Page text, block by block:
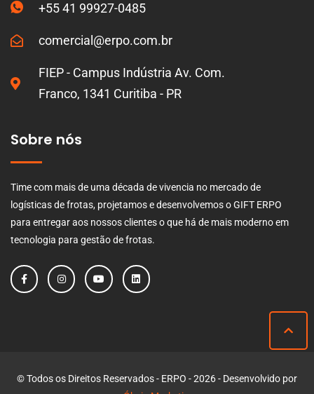
+55 41 99927-0485
comercial@erpo.com.br
FIEP - Campus Indústria Av. Com.
Franco, 1341 Curitiba - PR
Sobre nós
Time com mais de uma década de vivencia no mercado de
logísticas de frotas, projetamos e desenvolvemos o GIFT ERPO
para entregar aos nossos clientes o que há de mais moderno em
tecnologia para gestão de frotas.
© Todos os Direitos Reservados - ERPO - 2026 - Desenvolvido por